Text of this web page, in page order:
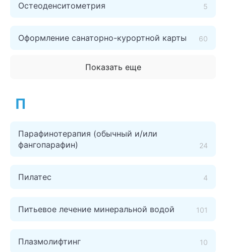
Остеоденситометрия 5
Оформление санаторно-курортной карты 60
Показать еще
П
Парафинотерапия (обычный и/или
фангопарафин)
24
Пилатес 4
Питьевое лечение минеральной водой 101
Плазмолифтинг 10